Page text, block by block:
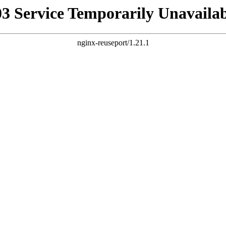
Service Temporarily
nginx-reuseport/1.21.1